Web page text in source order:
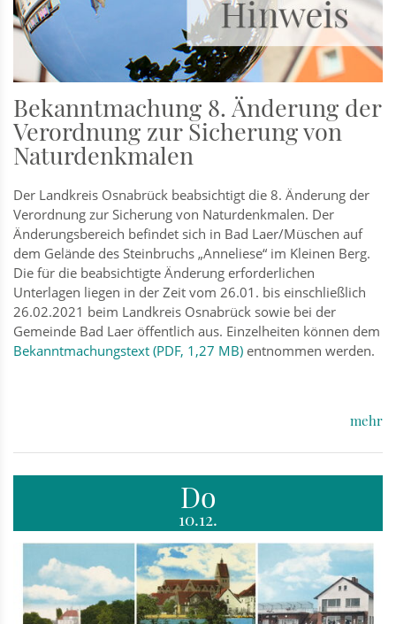
Bekanntmachung 8. Änderung der
Verordnung zur Sicherung von
Naturdenkmalen
Der Landkreis Osnabrück beabsichtigt die 8. Änderung der
Verordnung zur Sicherung von Naturdenkmalen. Der
Änderungsbereich befindet sich in Bad Laer/Müschen auf
dem Gelände des Steinbruchs „Anneliese“ im Kleinen Berg.
Die für die beabsichtigte Änderung erforderlichen
Unterlagen liegen in der Zeit vom 26.01. bis einschließlich
26.02.2021 beim Landkreis Osnabrück sowie bei der
Gemeinde Bad Laer öffentlich aus. Einzelheiten können dem
Bekanntmachungstext (PDF, 1,27 MB) entnommen werden.
mehr
Do
10.12.